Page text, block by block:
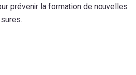
prévenir la formation de nouvelles